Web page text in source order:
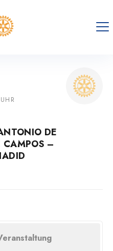
DE
CAMPOS –